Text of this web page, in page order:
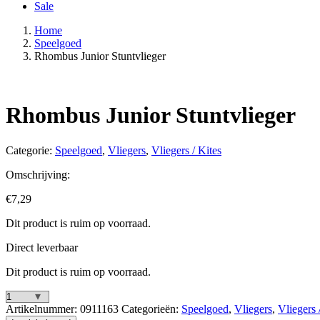
Sale
Home
Speelgoed
Rhombus Junior Stuntvlieger
Rhombus Junior Stuntvlieger
Categorie: Speelgoed, Vliegers, Vliegers / Kites
Omschrijving:
€7,29
Dit product is ruim op voorraad.
Direct leverbaar
Dit product is ruim op voorraad.
Rhombus
Junior
Artikelnummer: 0911163 Categorieën: Speelgoed, Vliegers, Vliegers